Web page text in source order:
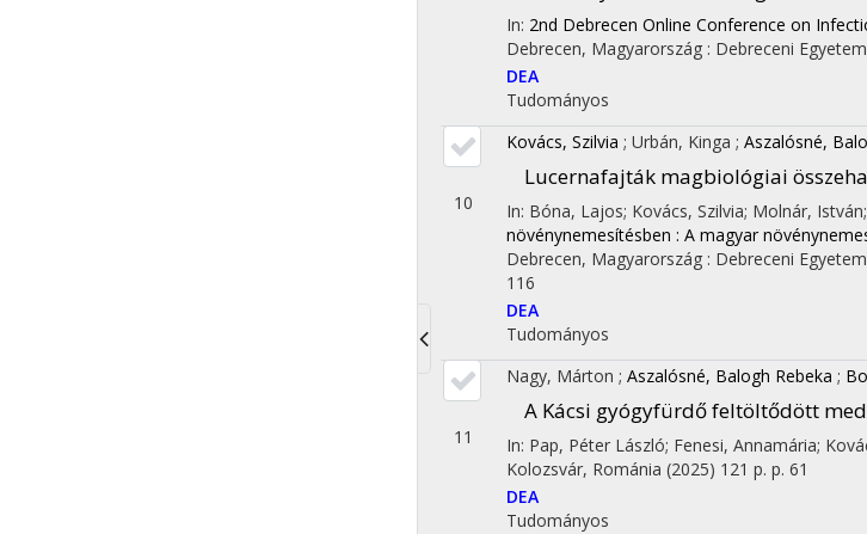
Toggle
navigation
In: 2nd Debrecen Online Conference on
Debrecen, Magyarország : Debreceni Egyetem
DEA
Tudományos
10
Kovács, Szilvia ; Urbán, Kinga ; Aszalósné,
Lucernafajták magbiológiai
In: Bóna, Lajos; Kovács, Szilvia; Molnár,
növénynemesítésben : A magyar
Debrecen, Magyarország : Debreceni
116
DEA
Tudományos
11
Nagy, Márton ; Aszalósné, Balogh Rebeka ;
A Kácsi gyógyfürdő feltöltődött
In: Pap, Péter László; Fenesi, Annamária;
Kolozsvár, Románia (2025) 121 p. p. 61
DEA
Tudományos